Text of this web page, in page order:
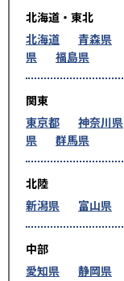
北海道・東北
北海道
青森県
県
福島県
関東
東京都
神奈川県
県
群馬県
北陸
新潟県
富山県
中部
愛知県
静岡県